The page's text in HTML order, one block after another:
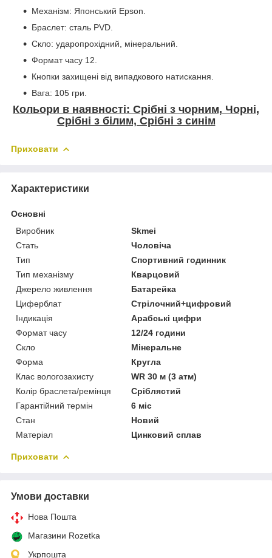
Механізм: Японський Epson.
Браслет: сталь PVD.
Скло: ударопрохідний, мінеральний.
Формат часу 12.
Кнопки захищені від випадкового натискання.
Вага: 105 гри.
Кольори в наявності: Срібні з чорним, Чорні,
Срібні з білим, Срібні з синім
Приховати
Характеристики
Основні
Виробник
Skmei
Стать
Чоловіча
Тип
Спортивний годинник
Тип механізму
Кварцовий
Джерело живлення
Батарейка
Циферблат
Стрілочний+цифровий
Індикація
Арабські цифри
Формат часу
12/24 години
Скло
Мінеральне
Форма
Кругла
Клас вологозахисту
WR 30 м (3 атм)
Колір браслета/ремінця
Сріблястий
Гарантійний термін
6 міс
Стан
Новий
Матеріал
Цинковий сплав
Приховати
Умови доставки
Нова Пошта
Магазини Rozetka
Укрпошта